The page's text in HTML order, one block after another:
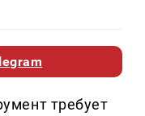
требует